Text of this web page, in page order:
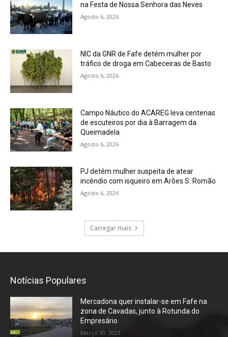
na Festa de Nossa Senhora das Neves
Agosto 6, 2026
NIC da GNR de Fafe detém mulher por
tráfico de droga em Cabeceiras de Basto
Agosto 6, 2026
Campo Náutico do ACAREG leva centenas
de escuteiros por dia à Barragem da
Queimadela
Agosto 6, 2026
PJ detém mulher suspeita de atear
incêndio com isqueiro em Arões S. Romão
Agosto 6, 2026
Carregar mais
Notícias Populares
Mercadona quer instalar-se em Fafe na
zona de Cavadas, junto à Rotunda do
Empresário
Março 30, 2023